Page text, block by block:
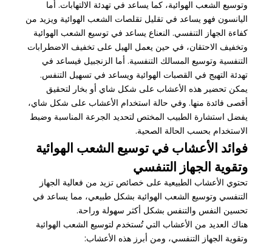
وتوسيع الشعب الهوائية، كما يساعد في تهدئة الالتهابات. أما
اليانسون فهو يساعد في تقليل تقلصات الشعب الهوائية ويزيد من
كفاءة الجهاز التنفسي. النعناع يساعد في توسيع الشعب الهوائية
وتخفيف الاحتقان، في حين يعمل الهيل على تخفيف الاضطرابات
التنفسية وتوسيع المسالك التنفسية. أما الزنجبيل فيساعد في
تهدئة التهيج في القصبات الهوائية ويساعد في تسهيل التنفس.
يمكن تحضير هذه الأعشاب على شكل شاي أو بخار لتحقيق
أقصى فائدة منها. وفي حالة استخدام الأعشاب على شكل شاي،
يفضل استشارة الطبيب المختص لتحديد الجرعة المناسبة وضبط
الاستخدام بحسب الحالة الصحية.
فوائد الأعشاب في توسيع الشعب الهوائية
وتقوية الجهاز التنفسي
تحتوي الأعشاب الطبيعية على خصائص تزيد من فعالية الجهاز
التنفسي وتوسيع الشعب الهوائية بشكل طبيعي، مما يساعد في
تحسين النفس والتنفس بشكل أكثر سهولة وراحة.
هناك العديد من الأعشاب التي تُستخدم لتوسيع الشعب الهوائية
وتقوية الجهاز التنفسي، ومن أبرز هذه الأعشاب: